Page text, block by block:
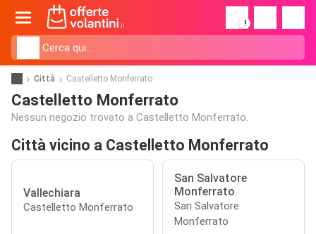
!
Città Castelletto Monferrato
Castelletto Monferrato
Nessun negozio trovato a Castelletto Monferrato.
Città vicino a Castelletto Monferrato
Vallechiara
Castelletto Monferrato
San Salvatore
Monferrato
San Salvatore
Monferrato